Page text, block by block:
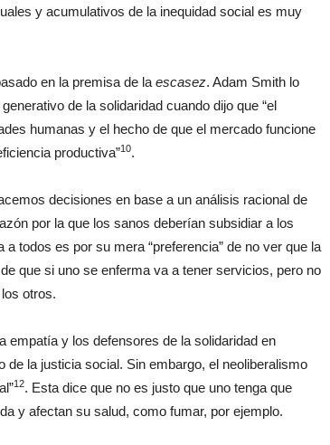
y acumulativos de la inequidad social es muy
en la premisa de la escasez. Adam Smith lo
de la solidaridad cuando dijo que “el
humanas y el hecho de que el mercado funcione
productiva”10.
decisiones en base a un análisis racional de
por la que los sanos deberían subsidiar a los
todos es por su mera “preferencia” de no ver que la
que si uno se enferma va a tener servicios, pero no
otros.
empatía y los defensores de la solidaridad en
la justicia social. Sin embargo, el neoliberalismo
12. Esta dice que no es justo que uno tenga que
y afectan su salud, como fumar, por ejemplo.